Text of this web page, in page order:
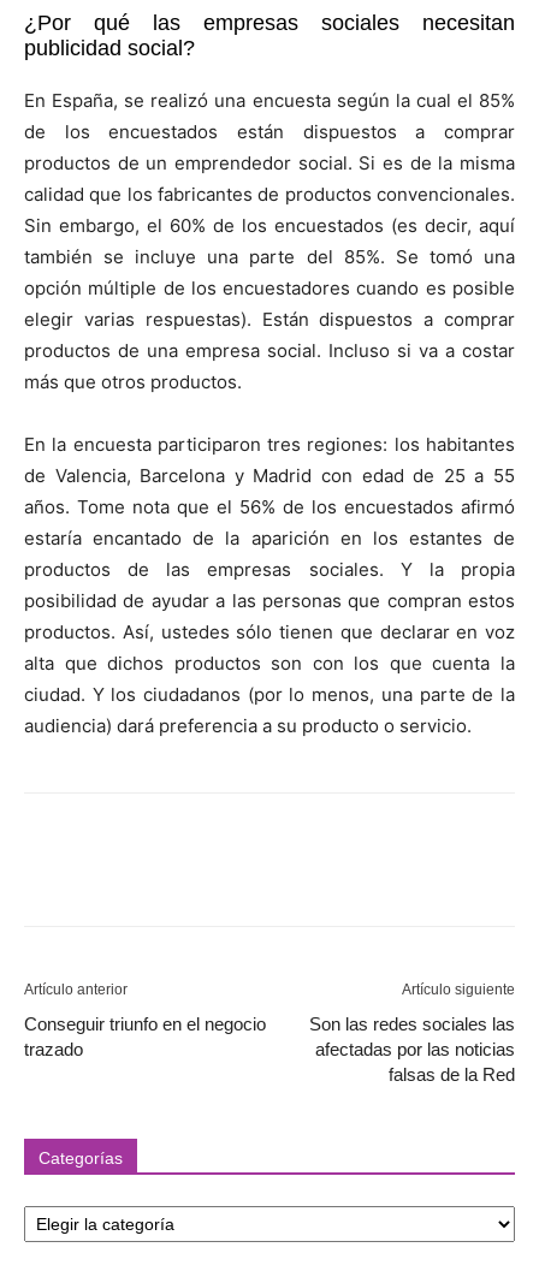
¿Por qué las empresas sociales necesitan
publicidad social?
En España, se realizó una encuesta según la cual el 85%
de los encuestados están dispuestos a comprar
productos de un emprendedor social. Si es de la misma
calidad que los fabricantes de productos convencionales.
Sin embargo, el 60% de los encuestados (es decir, aquí
también se incluye una parte del 85%. Se tomó una
opción múltiple de los encuestadores cuando es posible
elegir varias respuestas). Están dispuestos a comprar
productos de una empresa social. Incluso si va a costar
más que otros productos.
En la encuesta participaron tres regiones: los habitantes
de Valencia, Barcelona y Madrid con edad de 25 a 55
años. Tome nota que el 56% de los encuestados afirmó
estaría encantado de la aparición en los estantes de
productos de las empresas sociales. Y la propia
posibilidad de ayudar a las personas que compran estos
productos. Así, ustedes sólo tienen que declarar en voz
alta que dichos productos son con los que cuenta la
ciudad. Y los ciudadanos (por lo menos, una parte de la
audiencia) dará preferencia a su producto o servicio.
Artículo anterior
Conseguir triunfo en el negocio
trazado
Artículo siguiente
Son las redes sociales las
afectadas por las noticias
falsas de la Red
Categorías
Categorías